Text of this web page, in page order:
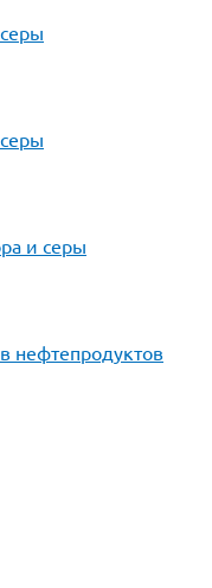
и серы
нефтепродуктов